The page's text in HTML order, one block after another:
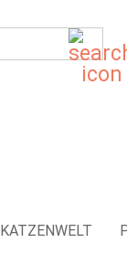
KATZENWELT